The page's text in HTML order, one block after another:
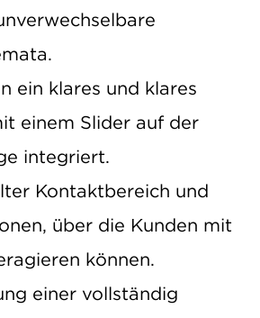
ein klares und klares
einem Slider auf der
integriert.
Kontaktbereich und
über die Kunden mit
können.
einer vollständig